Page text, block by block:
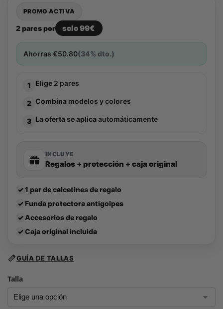
PROMO ACTIVA
2 pares por solo 99€
Ahorras €50.80(34% dto.)
1 Elige 2 pares
2 Combina modelos y colores
3 La oferta se aplicaautomáticamente
INCLUYE
Regalos + protección + caja original
✓1 par de calcetines de regalo
✓ Funda protectora antigolpes
✓ Accesorios de regalo
✓Caja original incluida
GUÍA DE TALLAS
Talla